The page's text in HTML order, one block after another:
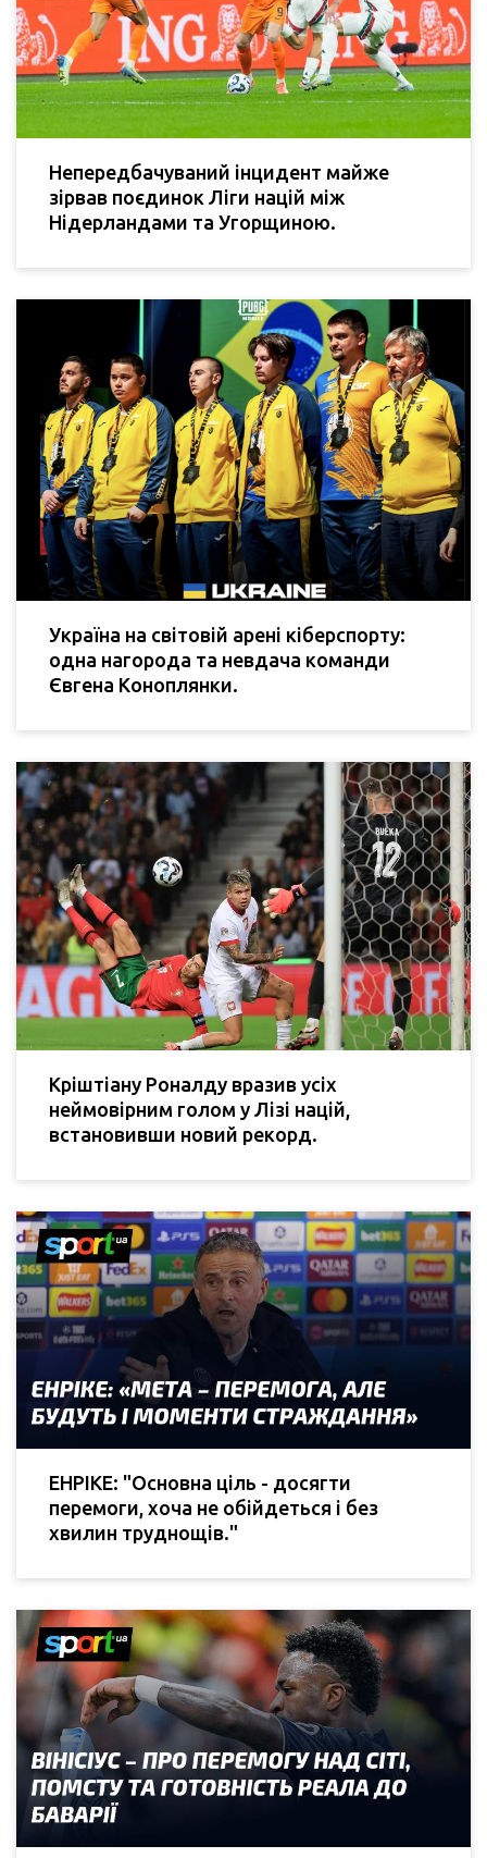
Непередбачуваний інцидент майже
зірвав поєдинок Ліги націй між
Нідерландами та Угорщиною.
Україна на світовій арені кіберспорту:
одна нагорода та невдача команди
Євгена Коноплянки.
Кріштіану Роналду вразив усіх
неймовірним голом у Лізі націй,
встановивши новий рекорд.
ЕНРІКЕ: "Основна ціль - досягти
перемоги, хоча не обійдеться і без
хвилин труднощів."